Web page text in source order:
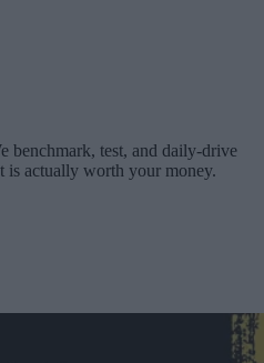
benchmark, test, and daily-drive
is actually worth your money.